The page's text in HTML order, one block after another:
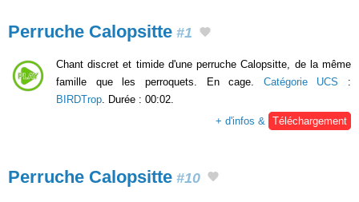
Perruche Calopsitte #1
Chant discret et timide d'une perruche Calopsitte, de la même
famille que les perroquets. En cage. Catégorie UCS :
BIRDTrop . Durée : 00:02.
+ d'infos &
Téléchargement
Perruche Calopsitte #10